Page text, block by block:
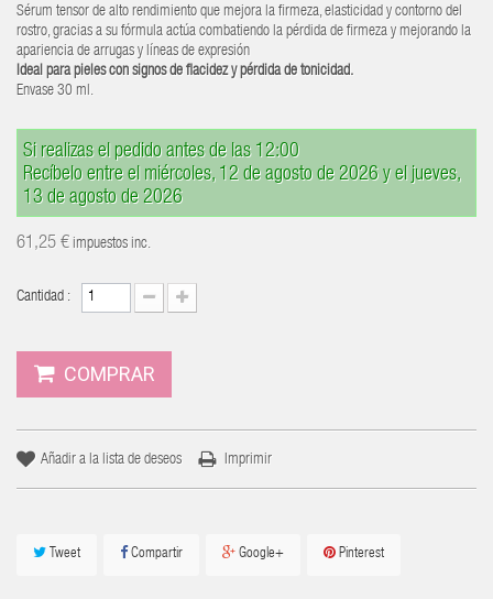
Sérum tensor de alto rendimiento que mejora la firmeza, elasticidad y contorno del
rostro, gracias a su fórmula actúa combatiendo la pérdida de firmeza y mejorando la
apariencia de arrugas y líneas de expresión
Ideal para pieles con signos de flacidez y pérdida de tonicidad.
Envase 30 ml.
Si realizas el pedido antes de las 12:00
Recíbelo entre el miércoles, 12 de agosto de 2026 y el jueves,
13 de agosto de 2026
61,25 € impuestos inc.
Cantidad :
COMPRAR
Añadir a la lista de deseos Imprimir
Tweet Compartir Google+ Pinterest